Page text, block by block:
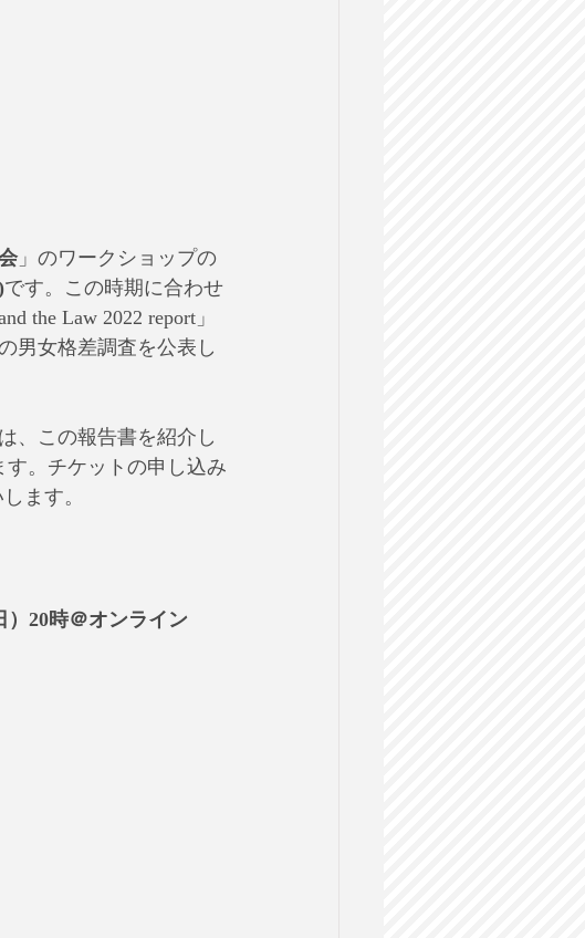
」のワークショップの
です。この時期に合わせ
the Law 2022 report」
男女格差調査を公表し
、この報告書を紹介し
。チケットの申し込み
ます。
）20時＠オンライン